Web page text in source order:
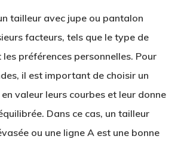
tailleur avec jupe ou pantalon
facteurs, tels que le type de
préférences personnelles. Pour
il est important de choisir un
valeur leurs courbes et leur donne
Dans ce cas, un tailleur
ou une ligne A est une bonne